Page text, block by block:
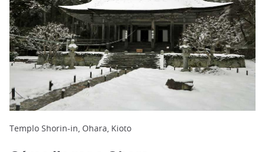
Templo Shorin-in, Ohara, Kioto